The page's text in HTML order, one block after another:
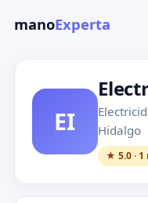
manoExperta
EI
Hidalgo
★ 5.0 · 1